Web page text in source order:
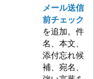
メール送信
前チェック
を追加。件
名、本文、
添付忘れ候
補、宛名、